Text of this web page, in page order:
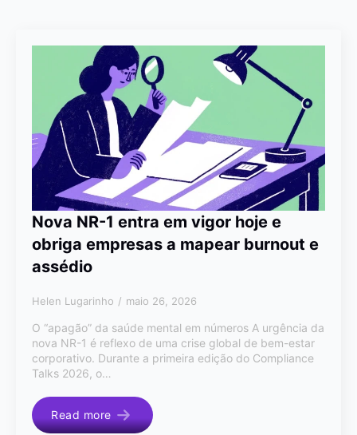
Nova NR-1 entra em vigor hoje e
obriga empresas a mapear burnout e
assédio
Helen Lugarinho maio 26, 2026
O “apagão” da saúde mental em números A urgência da
nova NR-1 é reflexo de uma crise global de bem-estar
corporativo. Durante a primeira edição do Compliance
Talks 2026, o…
Read more